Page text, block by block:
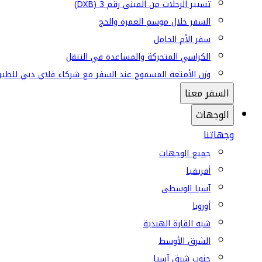
تسيير الرحلات من المبنى رقم 3 (DXB)
السفر خلال موسم العمرة والحج
سفر الأم الحامل
الكراسي المتحركة والمساعدة في التنقل
وزن الأمتعة المسموح عند السفر مع شركاء فلاي دبي
السفر معنا
الوجهات
وجهاتنا
جميع الوجهات
أفريقيا
آسيا الوسطى
أوروبا
شبه القارة الهندية
الشرق الأوسط
جنوب شرق آسيا